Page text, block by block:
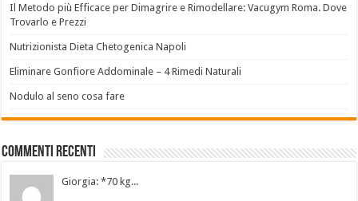
Il Metodo più Efficace per Dimagrire e Rimodellare: Vacugym Roma. Dove
Trovarlo e Prezzi
Nutrizionista Dieta Chetogenica Napoli
Eliminare Gonfiore Addominale – 4 Rimedi Naturali
Nodulo al seno cosa fare
Commenti Recenti
Giorgia: *70 kg...